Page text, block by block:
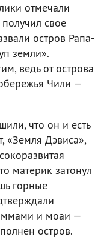
отмечали
свое
остров Рапа-
земли».
ведь от острова
Чили —
что он и есть
«Земля Дэвиса»,
материк затонул
горные
и моаи —
остров.